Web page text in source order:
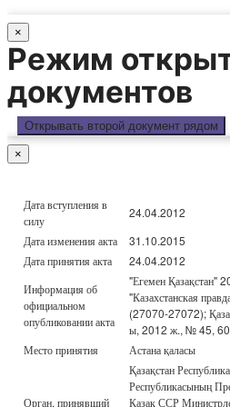
×
Режим
документов
Открывать второй документ рядом
×
Дата вступления в
силу
24.04.2012
Дата изменения акта
31.10.2015
Дата принятия акта
24.04.2012
Информация об
официальном
опубликовании акта
"Егемен
"Казахстанская
(27070-27072);
ы, 2012 ж., № 45,
Место принятия
Астана қаласы
Орган, принявший
Қазақстан
Республикасының
Қазақ ССР